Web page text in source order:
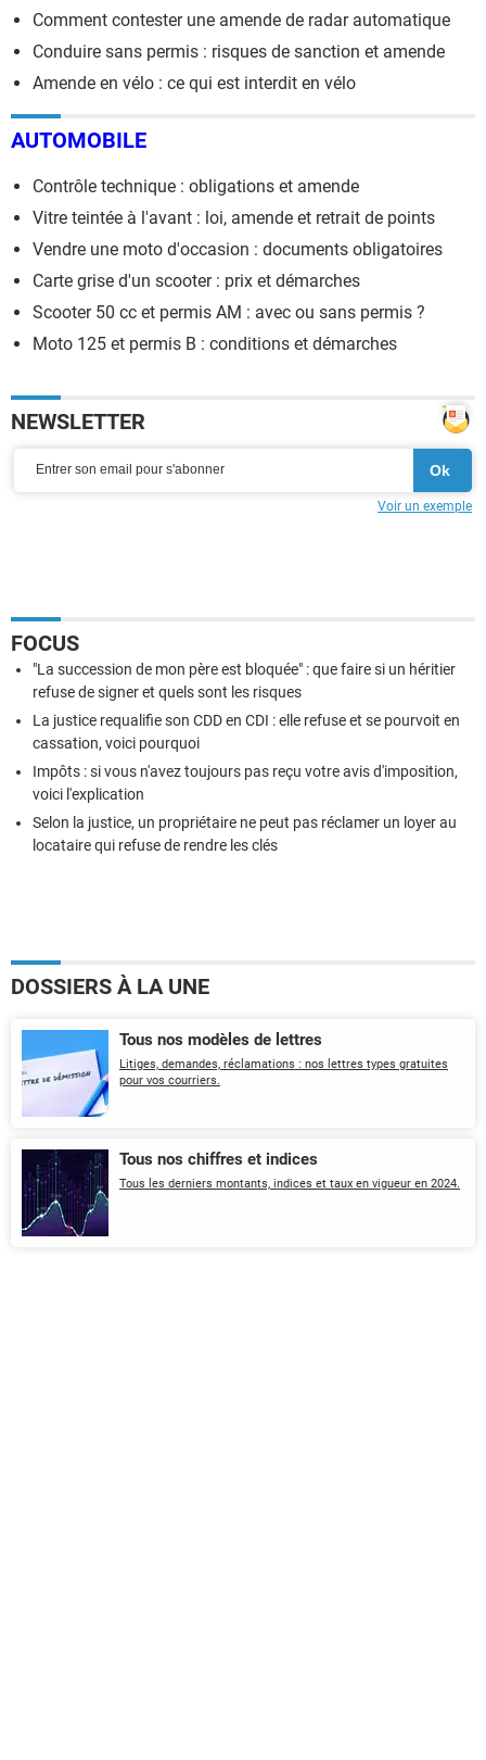
Comment contester une amende de radar automatique
Conduire sans permis : risques de sanction et amende
Amende en vélo : ce qui est interdit en vélo
AUTOMOBILE
Contrôle technique : obligations et amende
Vitre teintée à l'avant : loi, amende et retrait de points
Vendre une moto d'occasion : documents obligatoires
Carte grise d'un scooter : prix et démarches
Scooter 50 cc et permis AM : avec ou sans permis ?
Moto 125 et permis B : conditions et démarches
NEWSLETTER
Voir un exemple
FOCUS
"La succession de mon père est bloquée" : que faire si un héritier
refuse de signer et quels sont les risques
La justice requalifie son CDD en CDI : elle refuse et se pourvoit en
cassation, voici pourquoi
Impôts : si vous n'avez toujours pas reçu votre avis d'imposition,
voici l'explication
Selon la justice, un propriétaire ne peut pas réclamer un loyer au
locataire qui refuse de rendre les clés
DOSSIERS À LA UNE
Tous nos modèles de lettres
Litiges, demandes, réclamations : nos lettres types gratuites
pour vos courriers.
Tous nos chiffres et indices
Tous les derniers montants, indices et taux en vigueur en 2024.